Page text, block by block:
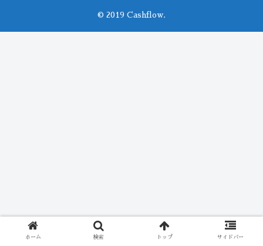
© 2019 Cashflow.
ホーム 検索 トップ サイドバー